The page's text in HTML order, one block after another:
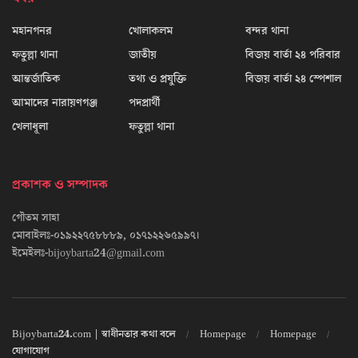
মহানগনর
ফতুল্লা থানা
আন্তর্জাতিক
আমাদের নারায়ণগঞ্জ
খেলাধূলা
খোলাকলম
জাতীয়
তথ্য ও প্রযুক্তি
পদপ্রার্থী
ফতুল্লা থানা
বন্দর থানা
বিজয় বার্তা ২৪ পরিবার
বিজয় বার্তা ২৪ স্পেশাল
প্রকাশক ও সম্পাদক
গৌতম সাহা
মোবাইলঃ-০১৯২২৭৫৮৮৮৯, ০১৭১২২৬৫৯৯৭।
ইমেইলঃ-bijoybarta24@gmail.com
Bijoybarta24.com | স্বাধীনতার কথা বলে Homepage
Homepage
যোগাযোগ